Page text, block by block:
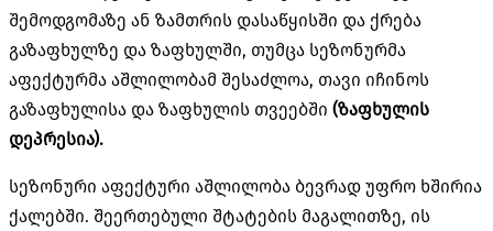
შემოდგომაზე ან ზამთრის დასაწყისში და ქრება
გაზაფხულზე და ზაფხულში, თუმცა სეზონურმა
აფექტურმა აშლილობამ შესაძლოა, თავი იჩინოს
გაზაფხულისა და ზაფხულის თვეებში (ზაფხულის
დეპრესია).
სეზონური აფექტური აშლილობა ბევრად უფრო ხშირია
ქალებში. შეერთებული შტატების მაგალითზე, ის